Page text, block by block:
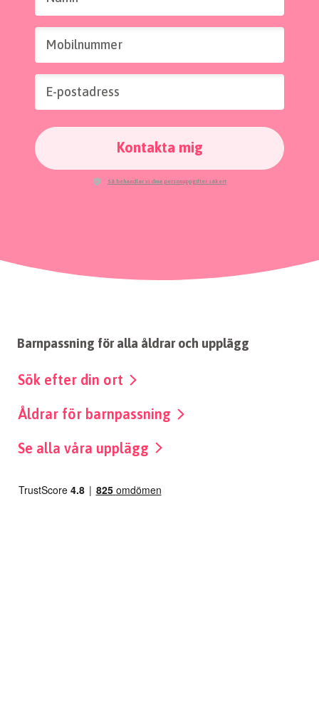
Mobilnummer
E-postadress
Kontakta mig
Så behandlar vi dina personuppgifter säkert
Barnpassning för alla åldrar och upplägg
Sök efter din ort
Åldrar för barnpassning
Se alla våra upplägg